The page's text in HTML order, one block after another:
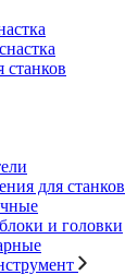
для станков
и головки